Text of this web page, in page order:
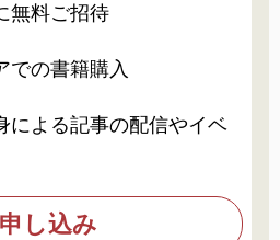
無料ご招待
での書籍購入
による記事の配信やイベ
し込み